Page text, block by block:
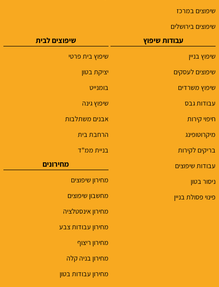
שיפוצים במרכז
שיפוצים בירושלים
עבודות שיפוץ
שיפוץ בניין
שיפוצים לעסקים
שיפוץ משרדים
עבודות גבס
חיפוי קירות
מיקרוטופינג
בריקים לקירות
עבודות שיפוצים
ניסור בטון
פינוי פסולת בניין
שיפוצים לבית
שיפוץ בית פרטי
יציקת בטון
בומנייט
שיפוץ גינה
אבנים משתלבות
הרחבת בית
בניית ממ"ד
מחירונים
מחירון שיפוצים
מחשבון שיפוצים
מחירון אינסטלציה
מחירון עבודות צבע
מחירון ריצוף
מחירון בניה קלה
מחירון עבודות בטון